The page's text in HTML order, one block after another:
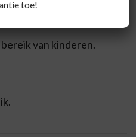
van kinderen.
toe!